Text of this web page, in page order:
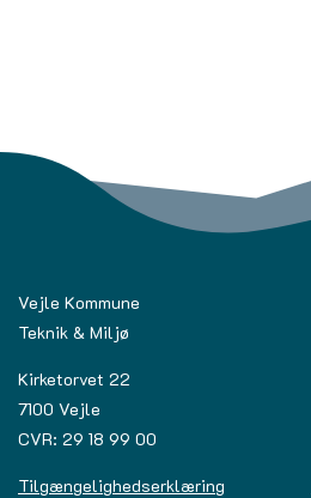
Vejle Kommune
Teknik & Miljø
Kirketorvet 22
7100 Vejle
CVR: 29 18 99 00
Tilgængelighedserklæring